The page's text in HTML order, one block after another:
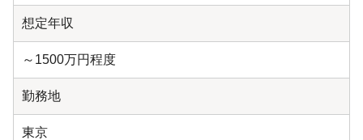
想定年収
～1500万円程度
勤務地
東京